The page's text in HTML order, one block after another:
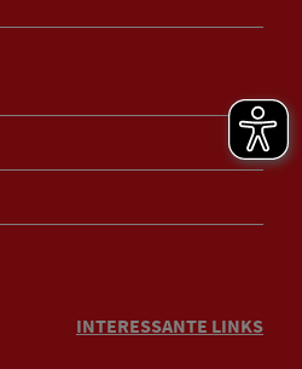
INTERESSANTE LINKS